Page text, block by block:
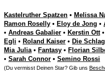
Kastelruther Spatzen • Melissa
Ramon Roselly • Eloy de Jong •
• Andreas Gabalier • Kerstin Ott•
Egli • Roland Kaiser • Die
Mia Julia• Fantasy • Florian
• Sarah Connor • Semino Rossi
(Du vermisst Deinen Star? Gib uns